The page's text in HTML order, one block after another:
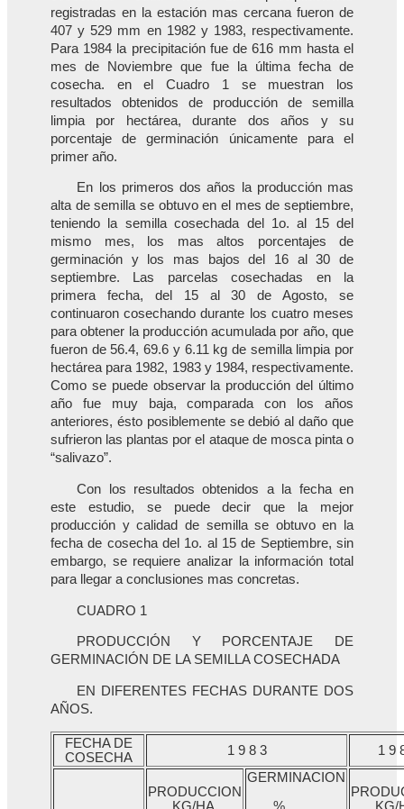
registradas en la estación mas cercana fueron de
407 y 529 mm en 1982 y 1983, respectivamente.
Para 1984 la precipitación fue de 616 mm hasta el
mes de Noviembre que fue la última fecha de
cosecha. en el Cuadro 1 se muestran los
resultados obtenidos de producción de semilla
limpia por hectárea, durante dos años y su
porcentaje de germinación únicamente para el
primer año.
En los primeros dos años la producción mas
alta de semilla se obtuvo en el mes de septiembre,
teniendo la semilla cosechada del 1o. al 15 del
mismo mes, los mas altos porcentajes de
germinación y los mas bajos del 16 al 30 de
septiembre. Las parcelas cosechadas en la
primera fecha, del 15 al 30 de Agosto, se
continuaron cosechando durante los cuatro meses
para obtener la producción acumulada por año, que
fueron de 56.4, 69.6 y 6.11 kg de semilla limpia por
hectárea para 1982, 1983 y 1984, respectivamente.
Como se puede observar la producción del último
año fue muy baja, comparada con los años
anteriores, ésto posiblemente se debió al daño que
sufrieron las plantas por el ataque de mosca pinta o
“salivazo”.
Con los resultados obtenidos a la fecha en
este estudio, se puede decir que la mejor
producción y calidad de semilla se obtuvo en la
fecha de cosecha del 1o. al 15 de Septiembre, sin
embargo, se requiere analizar la información total
para llegar a conclusiones mas concretas.
CUADRO 1
PRODUCCIÓN Y PORCENTAJE DE
GERMINACIÓN DE LA SEMILLA COSECHADA
EN DIFERENTES FECHAS DURANTE DOS
AÑOS.
FECHA DE
COSECHA
1 9 8 3 1 9
PRODUCCION
KG/HA.
GERMINACION
KG/